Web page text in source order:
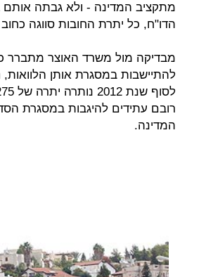
מתקציב המדינה - ולא גבתה אותם
הדו"ח, כל יתרת החובות סווגה
רובם עתידים להיגבות במסגרת
המדינה.